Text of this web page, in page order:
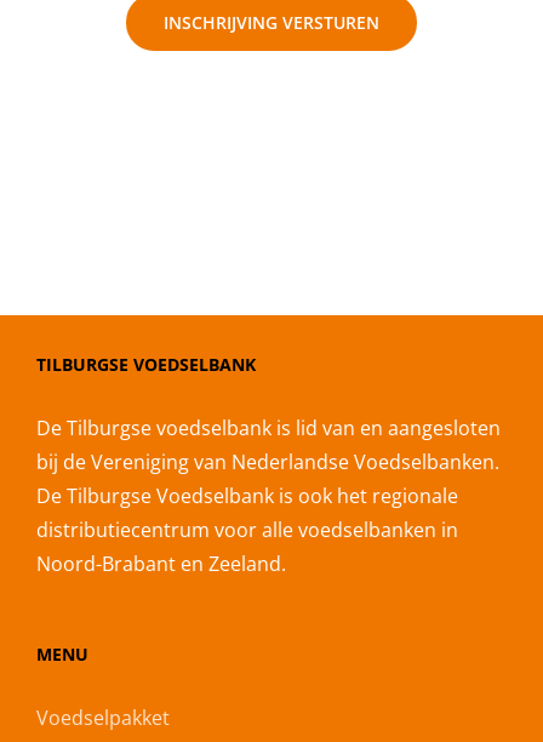
INSCHRIJVING VERSTUREN
TILBURGSE VOEDSELBANK
De Tilburgse voedselbank is lid van en aangesloten
bij de Vereniging van Nederlandse Voedselbanken.
De Tilburgse Voedselbank is ook het regionale
distributiecentrum voor alle voedselbanken in
Noord-Brabant en Zeeland.
MENU
Voedselpakket